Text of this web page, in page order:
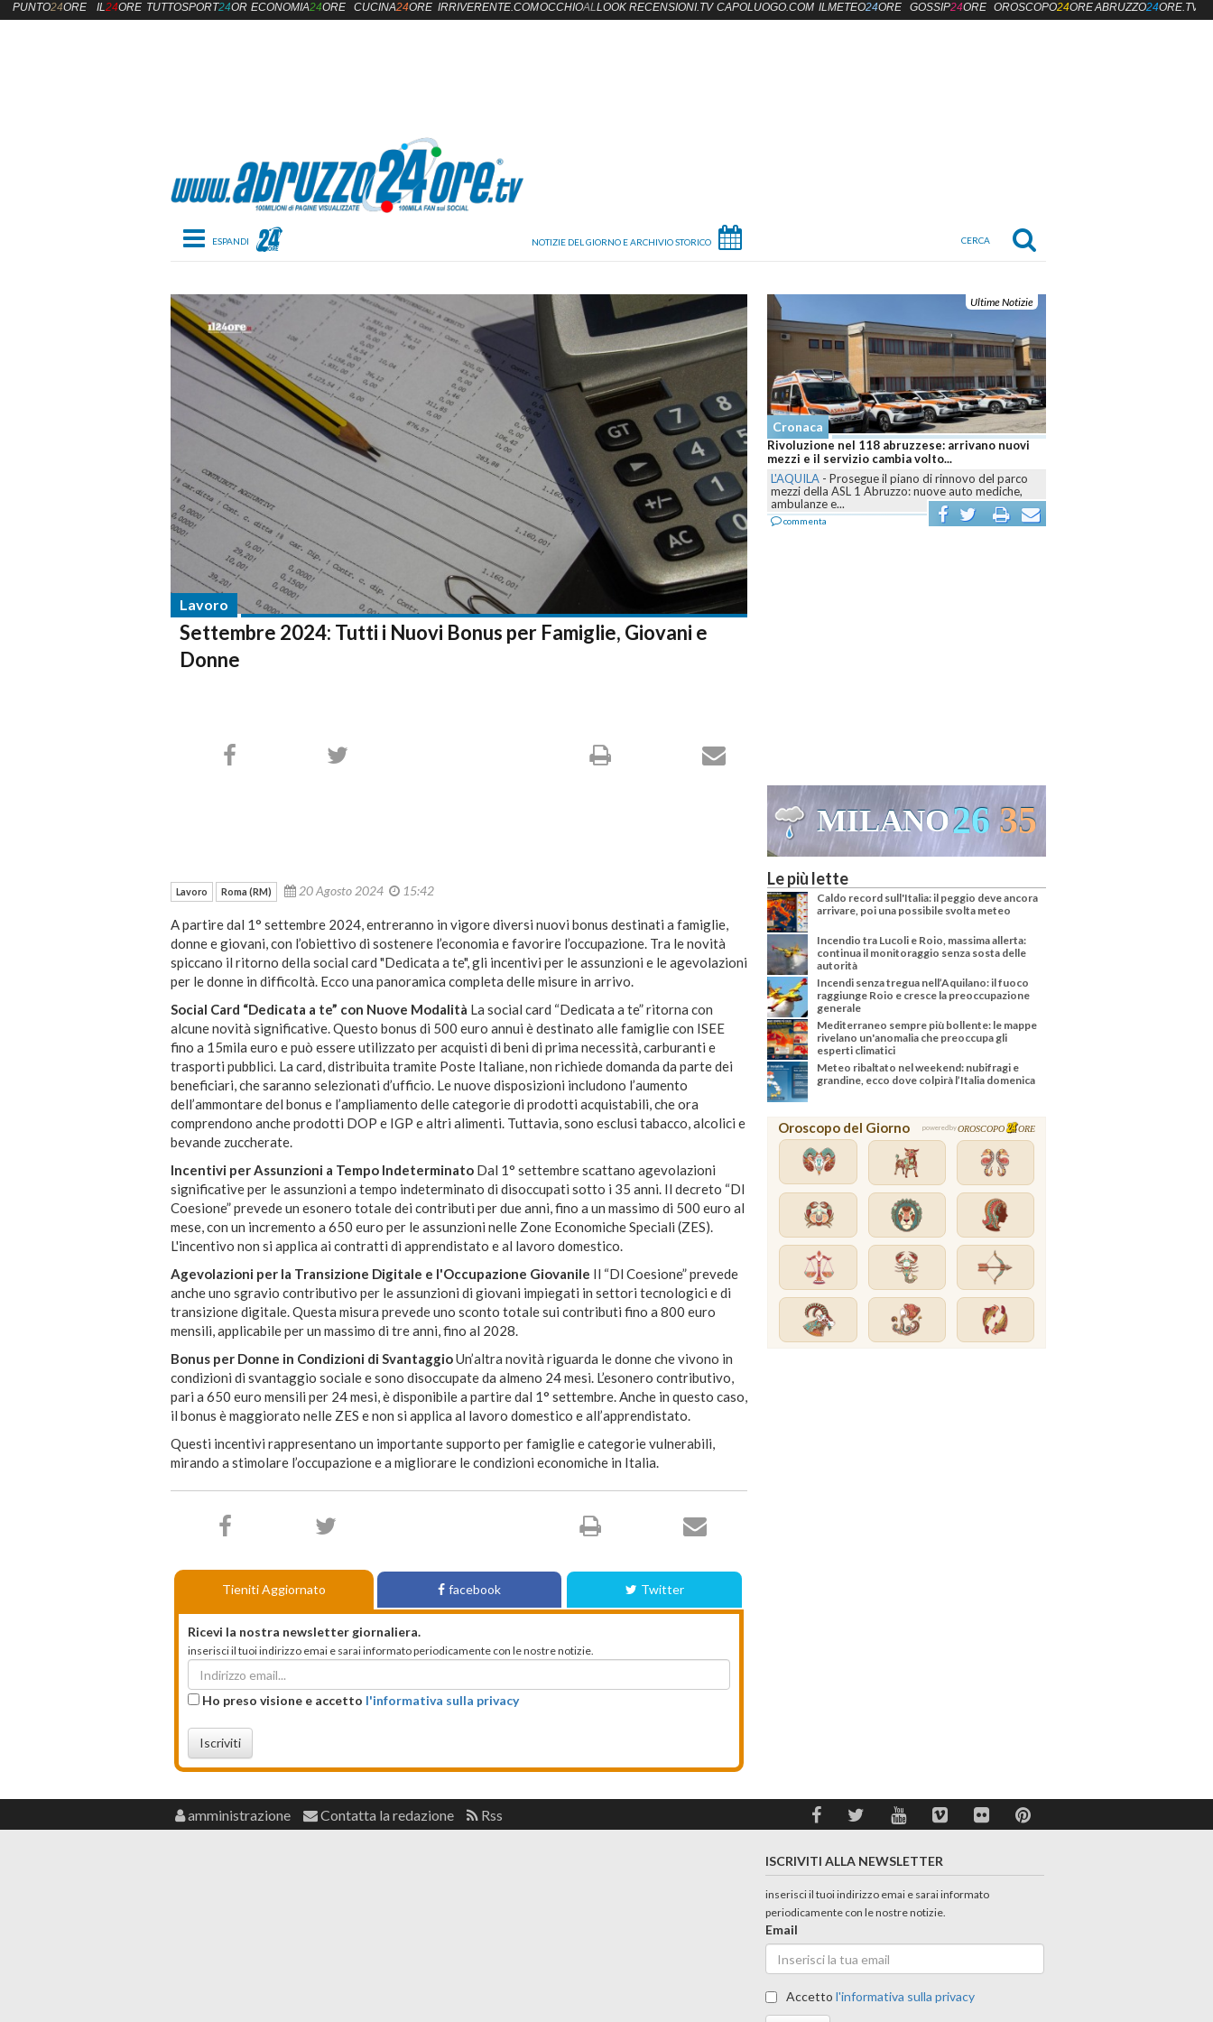
Toggle navigation
Lavoro
Settembre 2024: Tutti i Nuovi Bonus per Famiglie, Giovani e
Donne
Ultime Notizie
Cronaca
Rivoluzione nel 118 abruzzese: arrivano nuovi
mezzi e il servizio cambia volto...
L'AQUILA
-
Prosegue il piano di rinnovo del parco
mezzi della ASL 1 Abruzzo: nuove auto mediche,
ambulanze e...
commenta
Cronaca
Abruzzo brucia ancora, sei fronti attivi e
Canadair mobilitati contro le fiamme
L'AQUILA-Dall’Aquilano al Pescarese e al
Teramano, volontari, mezzi terrestri, elicotteri e
Canadair sono...
commenta
MILANO 26 35 VENEZIA
Lavoro Roma (RM) 20 Agosto 2024 15:42
A partire dal 1° settembre 2024, entreranno in vigore diversi nuovi bonus destinati a famiglie,
donne e giovani, con l’obiettivo di sostenere l’economia e favorire l’occupazione. Tra le novità
spiccano il ritorno della social card "Dedicata a te", gli incentivi per le assunzioni e le agevolazioni
per le donne in difficoltà. Ecco una panoramica completa delle misure in arrivo.
Social Card “Dedicata a te” con Nuove Modalità La social card “Dedicata a te” ritorna con
alcune novità significative. Questo bonus di 500 euro annui è destinato alle famiglie con ISEE
fino a 15mila euro e può essere utilizzato per acquisti di beni di prima necessità, carburanti e
trasporti pubblici. La card, distribuita tramite Poste Italiane, non richiede domanda da parte dei
beneficiari, che saranno selezionati d’ufficio. Le nuove disposizioni includono l’aumento
dell’ammontare del bonus e l’ampliamento delle categorie di prodotti acquistabili, che ora
comprendono anche prodotti DOP e IGP e altri alimenti. Tuttavia, sono esclusi tabacco, alcolici e
bevande zuccherate.
Incentivi per Assunzioni a Tempo Indeterminato Dal 1° settembre scattano agevolazioni
significative per le assunzioni a tempo indeterminato di disoccupati sotto i 35 anni. Il decreto “Dl
Coesione” prevede un esonero totale dei contributi per due anni, fino a un massimo di 500 euro al
mese, con un incremento a 650 euro per le assunzioni nelle Zone Economiche Speciali (ZES).
L'incentivo non si applica ai contratti di apprendistato e al lavoro domestico.
Agevolazioni per la Transizione Digitale e l'Occupazione Giovanile Il “Dl Coesione” prevede
anche uno sgravio contributivo per le assunzioni di giovani impiegati in settori tecnologici e di
transizione digitale. Questa misura prevede uno sconto totale sui contributi fino a 800 euro
mensili, applicabile per un massimo di tre anni, fino al 2028.
Bonus per Donne in Condizioni di SvantaggioUn’altra novità riguarda le donne che vivono in
condizioni di svantaggio sociale e sono disoccupate da almeno 24 mesi. L’esonero contributivo,
pari a 650 euro mensili per 24 mesi, è disponibile a partire dal 1° settembre. Anche in questo caso,
il bonus è maggiorato nelle ZES e non si applica al lavoro domestico e all’apprendistato.
Questi incentivi rappresentano un importante supporto per famiglie e categorie vulnerabili,
mirando a stimolare l’occupazione e a migliorare le condizioni economiche in Italia.
Tieniti Aggiornato facebook Twitter
Ricevi la nostra newsletter giornaliera.
inserisci il tuoi indirizzo emai e sarai informato periodicamente con le nostre notizie.
Ho preso visione e accetto l'informativa sulla privacy
Iscriviti
Le più lette
Caldo record sull'Italia: il peggio deve ancora
arrivare, poi una possibile svolta meteo
Incendio tra Lucoli e Roio, massima allerta:
continua il monitoraggio senza sosta delle
autorità
Incendi senza tregua nell’Aquilano: il fuoco
raggiunge Roio e cresce la preoccupazione
generale
Mediterraneo sempre più bollente: le mappe
rivelano un'anomalia che preoccupa gli
esperti climatici
Meteo ribaltato nel weekend: nubifragi e
grandine, ecco dove colpirà l’Italia domenica
Oroscopo del Giorno powered byOROSCOPO ORE
PUNTO24ORE IL24ORE TUTTOSPORT24OREECONOMIA24ORE CUCINA24ORE IRRIVERENTE.COMOCCHIOALLOOK RECENSIONI.TV CAPOLUOGO.COM ILMETEO24ORE GOSSIP24ORE OROSCOPO24OREABRUZZO24ORE.TV
amministrazione Contatta la redazione Rss
ISCRIVITI ALLA NEWSLETTER
inserisci il tuoi indirizzo emai e sarai informato
periodicamente con le nostre notizie.
Email
Accettol'informativa sulla privacy